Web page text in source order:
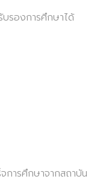
บรองการศึกษาได้
การศึกษาจากสถาบัน